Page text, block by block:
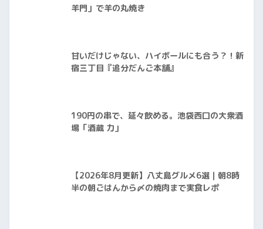
羊門」で羊の丸焼き
甘いだけじゃない、ハイボールにも合う？！新
宿三丁目『追分だんご本舗』
190円の串で、延々飲める。池袋西口の大衆酒
場「酒蔵 力」
【2026年8月更新】八丈島グルメ6選｜朝8時
半の朝ごはんから〆の焼肉まで実食レポ